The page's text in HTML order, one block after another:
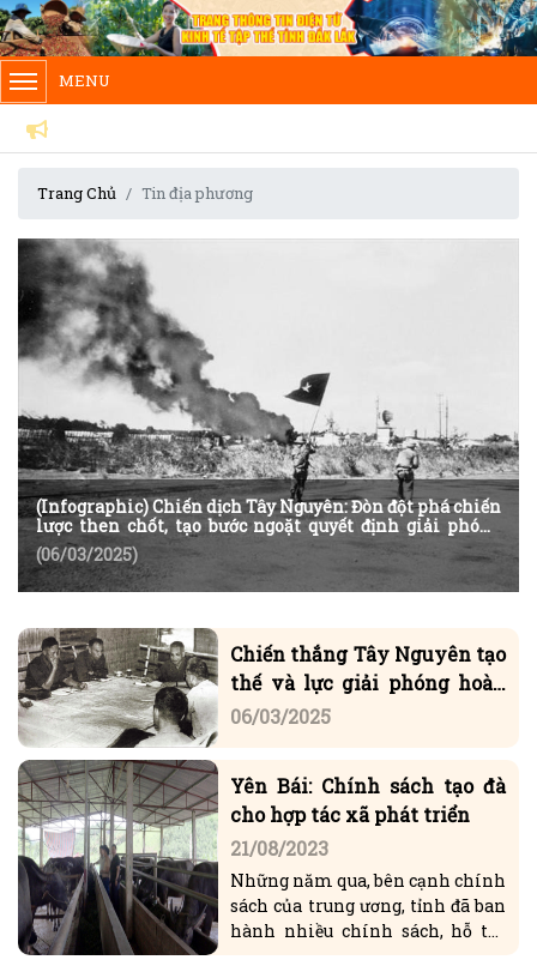
MENU
Trang Chủ Tin địa phương
(Infographic) Chiến dịch Tây Nguyên: Đòn đột phá chiến
lược then chốt, tạo bước ngoặt quyết định giải phóng
miền Nam, thống nhất đất nước
(06/03/2025)
Chiến thắng Tây Nguyên tạo
thế và lực giải phóng hoàn
toàn miền Nam
06/03/2025
Yên Bái: Chính sách tạo đà
cho hợp tác xã phát triển
21/08/2023
Những năm qua, bên cạnh chính
sách của trung ương, tỉnh đã ban
hành nhiều chính sách, hỗ trợ